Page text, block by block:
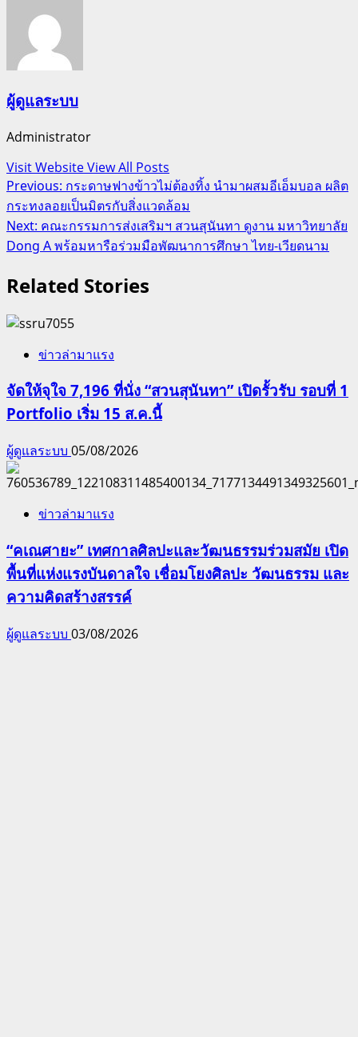
ผู้ดูแลระบบ
Administrator
Visit WebsiteView All Posts
Post
navigation
Previous: กระดาษฟางข้าวไม่ต้องทิ้ง นำมาผสมอีเอ็มบอล ผลิต
กระทงลอยเป็นมิตรกับสิ่งแวดล้อม
Next: คณะกรรมการส่งเสริมฯ สวนสุนันทา ดูงาน มหาวิทยาลัย
Dong A พร้อมหารือร่วมมือพัฒนาการศึกษา ไทย-เวียดนาม
Related Stories
ข่าวล่ามาแรง
จัดให้จุใจ 7,196 ที่นั่ง “สวนสุนันทา” เปิดรั้วรับ รอบที่ 1
Portfolio เริ่ม 15 ส.ค.นี้
ผู้ดูแลระบบ 05/08/2026
ข่าวล่ามาแรง
“คเณศายะ” เทศกาลศิลปะและวัฒนธรรมร่วมสมัย เปิด
พื้นที่แห่งแรงบันดาลใจ เชื่อมโยงศิลปะ วัฒนธรรม และ
ความคิดสร้างสรรค์
ผู้ดูแลระบบ 03/08/2026